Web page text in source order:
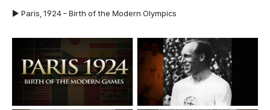
▶ Paris, 1924 – Birth of the Modern Olympics